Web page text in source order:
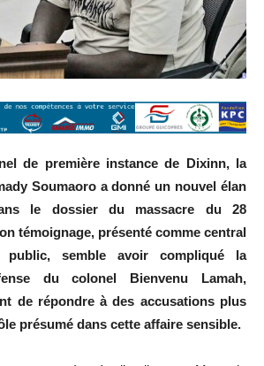
de première instance de Dixinn, la
Soumaoro a donné un nouvel élan
le dossier du massacre du 28
témoignage, présenté comme central
semble avoir compliqué la
du colonel Bienvenu Lamah,
de répondre à des accusations plus
présumé dans cette affaire sensible.